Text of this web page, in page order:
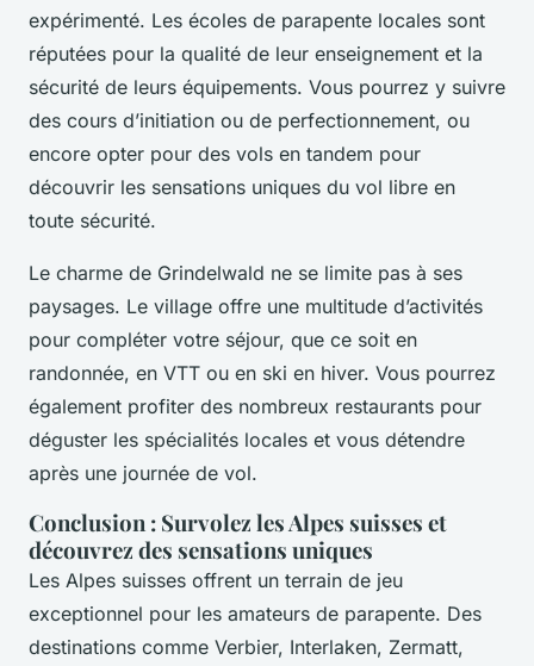
expérimenté. Les écoles de parapente locales sont
réputées pour la qualité de leur enseignement et la
sécurité de leurs équipements. Vous pourrez y suivre
des cours d’initiation ou de perfectionnement, ou
encore opter pour des vols en tandem pour
découvrir les sensations uniques du vol libre en
toute sécurité.
Le charme de Grindelwald ne se limite pas à ses
paysages. Le village offre une multitude d’activités
pour compléter votre séjour, que ce soit en
randonnée, en VTT ou en ski en hiver. Vous pourrez
également profiter des nombreux restaurants pour
déguster les spécialités locales et vous détendre
après une journée de vol.
Conclusion : Survolez les Alpes suisses et
découvrez des sensations uniques
Les Alpes suisses offrent un terrain de jeu
exceptionnel pour les amateurs de parapente. Des
destinations comme Verbier, Interlaken, Zermatt,